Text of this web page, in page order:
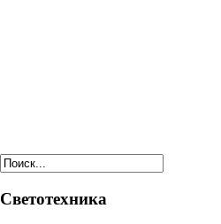
Светотехника